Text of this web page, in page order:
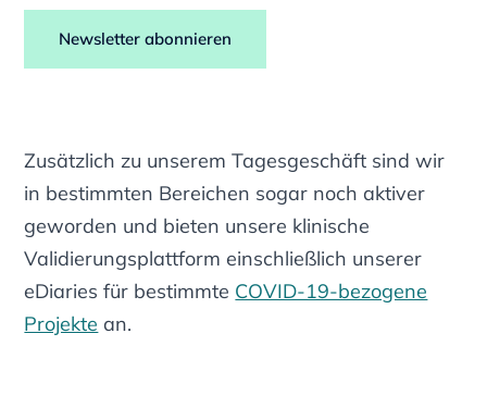
Newsletter abonnieren
Zusätzlich zu unserem Tagesgeschäft sind wir
in bestimmten Bereichen sogar noch aktiver
geworden und bieten unsere klinische
Validierungsplattform einschließlich unserer
eDiaries für bestimmte COVID-19-bezogene
Projekte an.